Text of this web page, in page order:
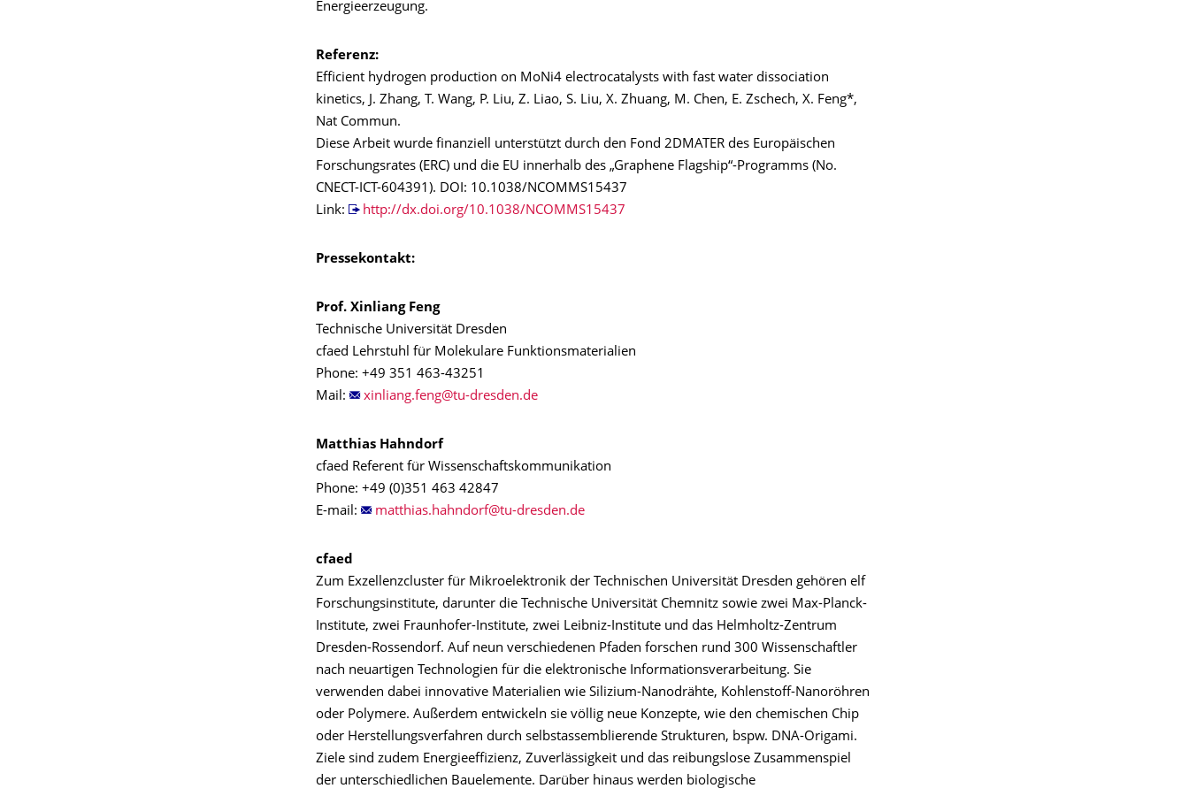
Energieerzeugung.
Referenz:
Efficient hydrogen production on MoNi4 electrocatalysts with fast water dissociation
kinetics, J. Zhang, T. Wang, P. Liu, Z. Liao, S. Liu, X. Zhuang, M. Chen, E. Zschech, X. Feng*,
Nat Commun.
Diese Arbeit wurde finanziell unterstützt durch den Fond 2DMATER des Europäischen
Forschungsrates (ERC) und die EU innerhalb des „Graphene Flagship“-Programms (No.
CNECT-ICT-604391). DOI: 10.1038/NCOMMS15437
Link:
http://dx.doi.org/10.1038/NCOMMS15437
Pressekontakt:
Prof. Xinliang Feng
Technische Universität Dresden
cfaed Lehrstuhl für Molekulare Funktionsmaterialien
Phone: +49 351 463-43251
Mail:
Matthias Hahndorf
cfaed Referent für Wissenschaftskommunikation
Phone: +49 (0)351 463 42847
E-mail:
cfaed
Zum Exzellenzcluster für Mikroelektronik der Technischen Universität Dresden gehören elf
Forschungsinstitute, darunter die Technische Universität Chemnitz sowie zwei Max-Planck-
Institute, zwei Fraunhofer-Institute, zwei Leibniz-Institute und das Helmholtz-Zentrum
Dresden-Rossendorf. Auf neun verschiedenen Pfaden forschen rund 300 Wissenschaftler
nach neuartigen Technologien für die elektronische Informationsverarbeitung. Sie
verwenden dabei innovative Materialien wie Silizium-Nanodrähte, Kohlenstoff-Nanoröhren
oder Polymere. Außerdem entwickeln sie völlig neue Konzepte, wie den chemischen Chip
oder Herstellungsverfahren durch selbstassemblierende Strukturen, bspw. DNA-Origami.
Ziele sind zudem Energieeffizienz, Zuverlässigkeit und das reibungslose Zusammenspiel
der unterschiedlichen Bauelemente. Darüber hinaus werden biologische